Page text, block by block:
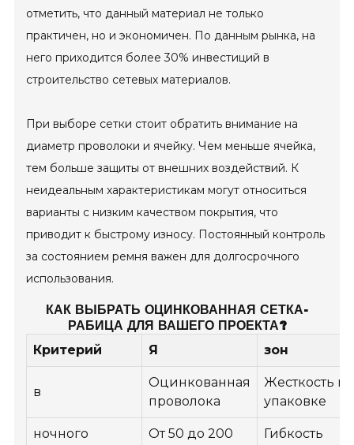
отметить, что данный материал не только
практичен, но и экономичен. По данным рынка, на
него приходится более 30% инвестиций в
строительство сетевых материалов.
При выборе сетки стоит обратить внимание на
диаметр проволоки и ячейку. Чем меньше ячейка,
тем больше защиты от внешних воздействий. К
неидеальным характеристикам могут относиться
варианты с низким качеством покрытия, что
приводит к быстрому износу. Постоянный контроль
за состоянием ремня важен для долгосрочного
использования.
КАК ВЫБРАТЬ ОЦИНКОВАННАЯ СЕТКА-
РАБИЦА ДЛЯ ВАШЕГО ПРОЕКТА?
Критерий Я зон
в
Оцинкованная
проволока
Жесткость к
упаковке
ночного От 50 до 200 Гибкость